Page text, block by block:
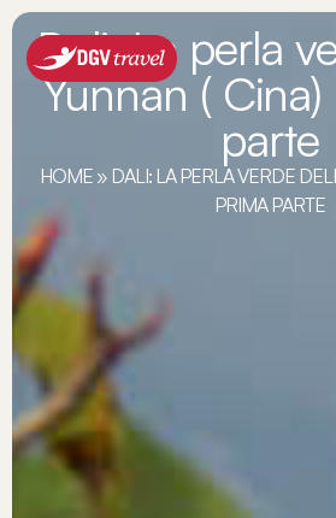
Dali: La perla
Yunnan (
parte
HOME» DALI: LA PERLA VERDE
PRIMA PARTE